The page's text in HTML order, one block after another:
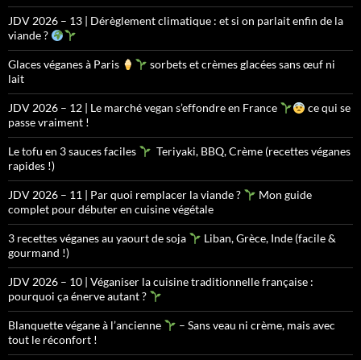
JDV 2026 – 13 | Dérèglement climatique : et si on parlait enfin de la
viande ?
Glaces véganes à Paris
sorbets et crèmes glacées sans œuf ni
lait
JDV 2026 – 12 | Le marché vegan s’effondre en France
ce qui se
passe vraiment !
Le tofu en 3 sauces faciles
Teriyaki, BBQ, Crème (recettes véganes
rapides !)
JDV 2026 – 11 | Par quoi remplacer la viande ?
Mon guide
complet pour débuter en cuisine végétale
3 recettes véganes au yaourt de soja
Liban, Grèce, Inde (facile &
gourmand !)
JDV 2026 – 10 | Véganiser la cuisine traditionnelle française :
pourquoi ça énerve autant ?
Blanquette végane à l’ancienne
– Sans veau ni crème, mais avec
tout le réconfort !